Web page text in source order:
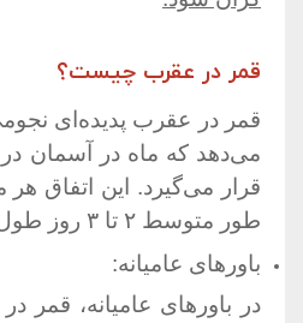
قمر در عقرب چیست؟
قمر در عقرب پدیده‌ای
می‌دهد که ماه در آسمان
قرار می‌گیرد. این اتفاق
طور متوسط ​​۲ تا ۳ روز طول می‌کشد.
باورهای عامیانه:
در باورهای عامیانه،